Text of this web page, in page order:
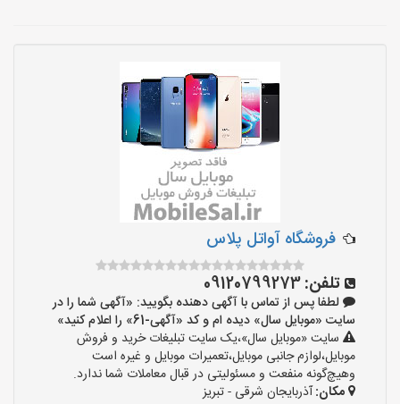
فروشگاه آواتل پلاس
تلفن:09120799273
لطفا پس از تماس با آگهی دهنده بگویید: «آگهی شما را در
سایت «موبایل سال» دیده ام و کد «آگهی-61» را اعلام کنید»
سایت «موبایل سال»،یک سایت تبلیغات خرید و فروش
موبایل،لوازم جانبی موبایل،تعمیرات موبایل و غیره است
وهیچ‌گونه منفعت و مسئولیتی در قبال معاملات شما ندارد.
مکان:آذربایجان شرقی - تبریز